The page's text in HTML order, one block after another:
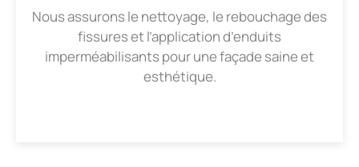
Nous assurons le nettoyage, le rebouchage des
fissures et l’application d’enduits
imperméabilisants pour une façade saine et
esthétique.